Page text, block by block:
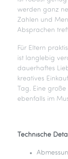
werden ganz
Zahlen und
Absprachen
Für Eltern
ist langlebig
dauerhaftes
kreatives
Tag. Eine
ebenfalls im
Technische